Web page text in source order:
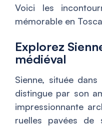
Voici les
mémorable en
Explorez
médiéval
Sienne, située
distingue par son
impressionnante
ruelles pavées de